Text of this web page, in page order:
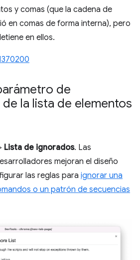
y comas (que la cadena de
en comas de forma interna), pero
en ellos.
de
la lista de elementos
Lista de ignorados. Las
mejoran el diseño
las reglas para ignorar una
o un patrón de secuencias